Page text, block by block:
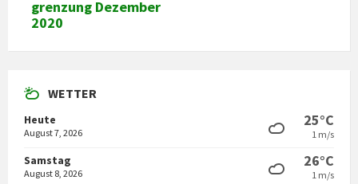
grenzung Dezember
2020
WETTER
Heute
August 7, 2026
25°C
1 m/s
Samstag
August 8, 2026
26°C
1 m/s